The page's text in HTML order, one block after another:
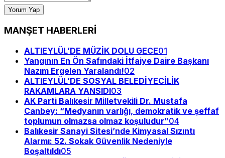
Yorum Yap
MANŞET HABERLERİ
ALTIEYLÜL’DE MÜZİK DOLU GECE01
Yangının En Ön Safındaki İtfaiye Daire Başkanı
Nazım Ergelen Yaralandı!02
ALTIEYLÜL’DE SOSYAL BELEDİYECİLİK
RAKAMLARA YANSIDI03
AK Parti Balıkesir Milletvekili Dr. Mustafa
Canbey: “Medyanın varlığı, demokratik ve şeffaf
toplumun olmazsa olmaz koşuludur”04
Balıkesir Sanayi Sitesi’nde Kimyasal Sızıntı
Alarmı: 52. Sokak Güvenlik Nedeniyle
Boşaltıldı05